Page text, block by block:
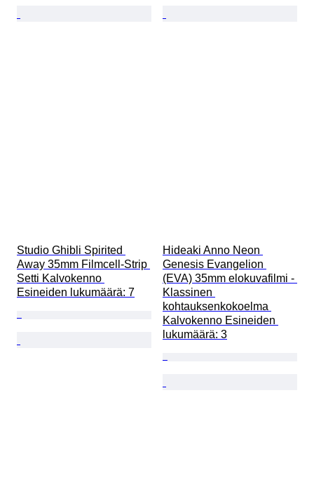
Studio Ghibli Spirited
Away 35mm Filmcell-Strip
Setti Kalvokenno
Esineiden lukumäärä: 7
Hideaki Anno Neon
Genesis Evangelion
(EVA) 35mm elokuvafilmi -
Klassinen
kohtauksenkokoelma
Kalvokenno Esineiden
lukumäärä: 3